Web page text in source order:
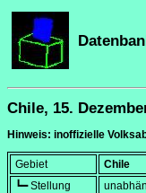
Chile, 15.
Hinweis: inoffizielle
Gebiet
Chile
┗━ Stellung